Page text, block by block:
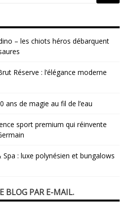
– les chiots héros débarquent
Réserve : l’élégance moderne
ans de magie au fil de l’eau
sport premium qui réinvente
: luxe polynésien et bungalows
BLOG PAR E-MAIL.